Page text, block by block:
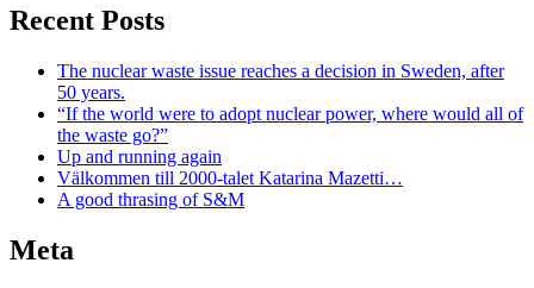
Recent Posts
The nuclear waste issue reaches a decision in Sweden, after
50 years.
“If the world were to adopt nuclear power, where would all of
the waste go?”
Up and running again
Välkommen till 2000-talet Katarina Mazetti…
A good thrasing of S&M
Meta